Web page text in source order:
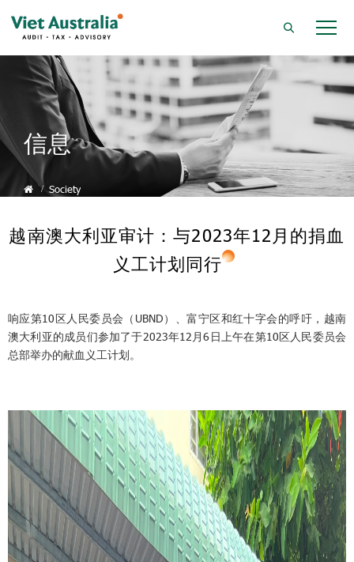
信息
Society
越南澳大利亚审计：与2023年12月的捐血
义工计划同行
响应第10区人民委员会（UBND）、富宁区和红十字会的呼吁，越南
澳大利亚的成员们参加了于2023年12月6日上午在第10区人民委员会
总部举办的献血义工计划。